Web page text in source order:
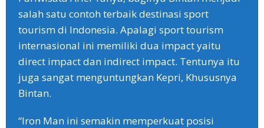
salah satu contoh terbaik destinasi sport
tourism di Indonesia. Apalagi sport tourism
internasional ini memiliki dua impact yaitu
direct impact dan indirect impact. Tentunya itu
juga sangat menguntungkan Kepri, Khususnya
Bintan.
“Iron Man ini semakin memperkuat posisi